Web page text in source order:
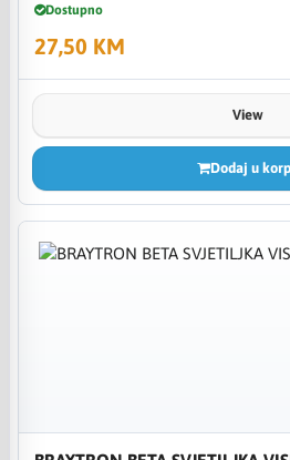
Dostupno
27,50 KM
View
Dodaj u